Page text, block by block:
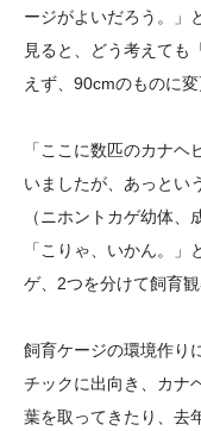
年報一覧
科学教育振興助
ログラム助成
アクセス
サイトマップ
日本語
ージがよいだろう。」
見ると、どう考えても
えず、90cmのものに変
「ここに数匹のカナ
いましたが、あっとい
（ニホントカゲ幼体、
「こりゃ、いかん。
ゲ、2つを分けて飼育
飼育ケージの環境作り
チックに出向き、カナ
葉を取ってきたり、去